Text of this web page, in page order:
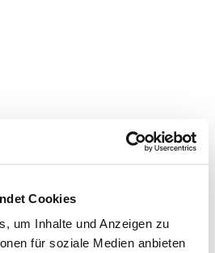
Cookies
um Inhalte und Anzeigen zu
für soziale Medien anbieten